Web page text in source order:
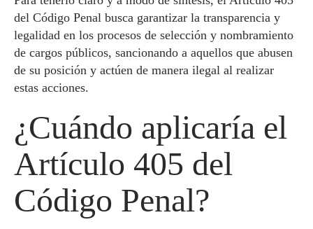
del Código Penal busca garantizar la transparencia y
legalidad en los procesos de selección y nombramiento
de cargos públicos, sancionando a aquellos que abusen
de su posición y actúen de manera ilegal al realizar
estas acciones.
¿Cuándo aplicaría el
Artículo 405 del
Código Penal?